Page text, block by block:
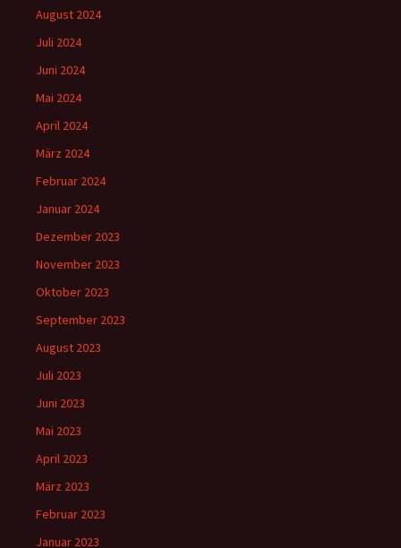
August 2024
Juli 2024
Juni 2024
Mai 2024
April 2024
März 2024
Februar 2024
Januar 2024
Dezember 2023
November 2023
Oktober 2023
September 2023
August 2023
Juli 2023
Juni 2023
Mai 2023
April 2023
März 2023
Februar 2023
Januar 2023